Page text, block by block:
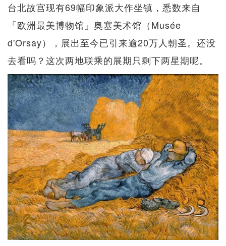
台北故宫现有69幅印象派大作坐镇，悉数来自
「欧洲最美博物馆」奥塞美术馆（Musée
d'Orsay），展出至今已引来逾20万人朝圣。还没
去看吗？这次两地联乘的展期只剩下两星期呢。